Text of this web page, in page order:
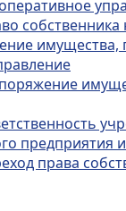
собственника
имущества,
предприятия
права